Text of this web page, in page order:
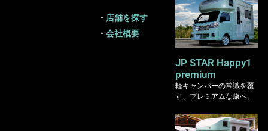
・ 店舗を探す
・ 会社概要
JP STAR Happy1
premium
軽キャンパーの常識を覆
す、プレミアムな旅へ。